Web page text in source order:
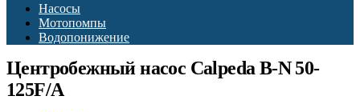
Насосы
Мотопомпы
Водопонижение
Центробежный насос Calpeda B-N 50-
125F/A